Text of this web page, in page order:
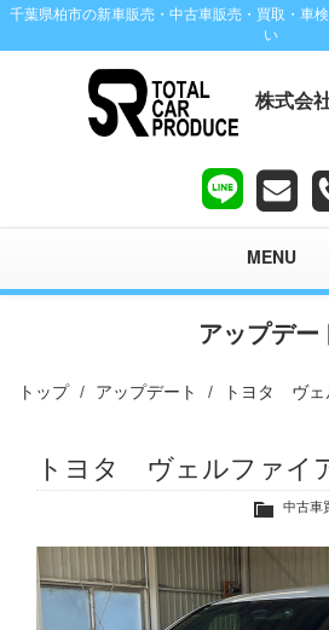
千葉県柏市の新車販売・中古車販売・買取・車
い
株式会
MENU
アップデー
トップ アップデート トヨタ ヴ
トヨタ ヴェルファイ
中古車